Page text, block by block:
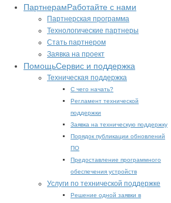
ПартнерамРаботайте с нами
Партнерская программа
Технологические партнеры
Стать партнером
Заявка на проект
ПомощьСервис и поддержка
Техническая поддержка
С чего начать?
Регламент технической
поддержки
Заявка на техническую поддержку
Порядок публикации обновлений
ПО
Предоставление программного
обеспечения устройств
Услуги по технической поддержке
Решение одной заявки в